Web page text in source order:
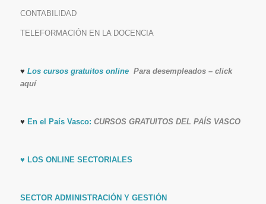
CONTABILIDAD
TELEFORMACIÓN EN LA DOCENCIA
♥ Los cursos gratuitos online Para desempleados – click
aquí
♥ En el País Vasco: CURSOS GRATUITOS DEL PAÍS VASCO
♥ LOS ONLINE SECTORIALES
SECTOR ADMINISTRACIÓN Y GESTIÓN